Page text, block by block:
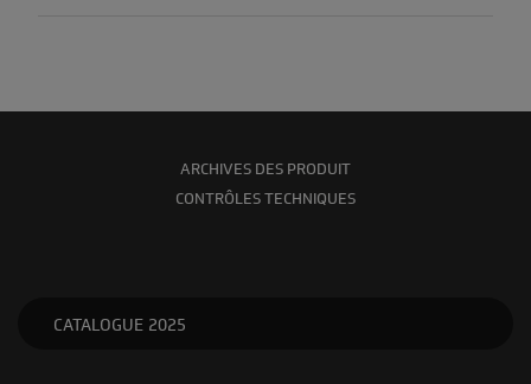
ARCHIVES DES PRODUIT
CONTRÔLES TECHNIQUES
CATALOGUE 2025